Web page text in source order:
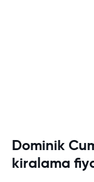
Dominik
kiralama